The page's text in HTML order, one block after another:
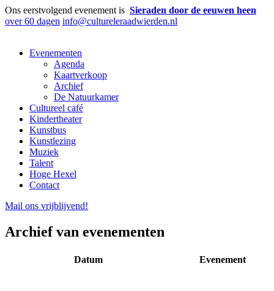
Ons eerstvolgend evenement is Sieraden door de eeuwen heen
over 60 dagen info@cultureleraadwierden.nl
Evenementen
Agenda
Kaartverkoop
Archief
De Natuurkamer
Cultureel café
Kindertheater
Kunstbus
Kunstlezing
Muziek
Talent
Hoge Hexel
Contact
Mail ons vrijblijvend!
Archief van evenementen
Datum Evenement